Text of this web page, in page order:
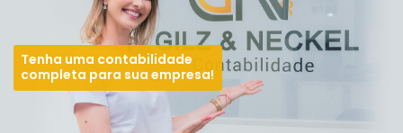
Tenha uma contabilidade
completa para sua empresa!